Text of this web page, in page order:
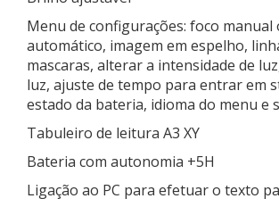
Menu de configurações: foco manual
automático, imagem em espelho,
mascaras, alterar a intensidade de
luz, ajuste de tempo para entrar em
estado da bateria, idioma do menu e
Tabuleiro de leitura A3 XY
Bateria com autonomia +5H
Ligação ao PC para efetuar o texto